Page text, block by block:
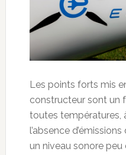
Les points forts mis
constructeur sont un
toutes températures,
l’absence
un niveau sonore